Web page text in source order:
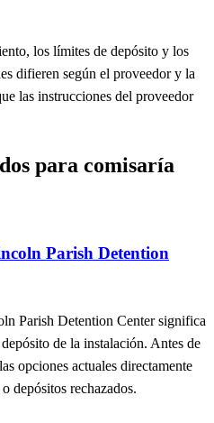
los límites de depósito y los
difieren según el proveedor y la
las instrucciones del proveedor
para comisaría
Parish Detention
Parish Detention Center significa
de la instalación. Antes de
opciones actuales directamente
depósitos rechazados.